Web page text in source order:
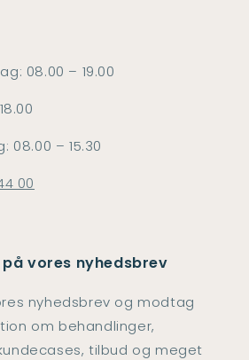
08.00 – 19.00
08.00 – 15.30
00
vores nyhedsbrev
nyhedsbrev og modtag
om behandlinger,
tilbud og meget